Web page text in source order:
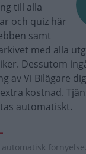
till alla
och quiz här
samt
med alla
Dessutom
av Vi Bilägare
kostnad.
automatiskt.
automatisk förnyelse.